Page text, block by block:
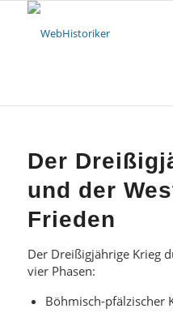
Der
und der
Frieden
Der Dreißigjährige Krieg
vier Phasen:
Böhmisch-pfälzischer